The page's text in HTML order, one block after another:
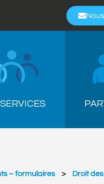
– formulaires > Droit